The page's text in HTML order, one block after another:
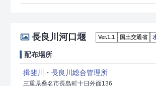
長良川河口堰 Ver.1.1 国土交通省
配布場所
揖斐川・長良川総合管理所
三重県桑名市長島町十日外面136